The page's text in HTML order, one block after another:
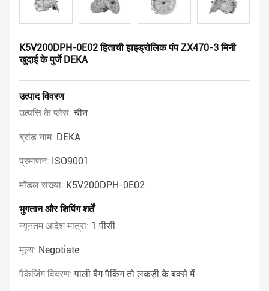
K5V200DPH-0E02 हिताची हाइड्रोलिक पंप ZX470-3 मिनी
खुदाई के पुर्जे DEKA
उत्पाद विवरण
उत्पत्ति के प्लेस:चीन
ब्रांड नाम: DEKA
प्रमाणन: ISO9001
मॉडल संख्या: K5V200DPH-0E02
भुगतान और शिपिंग शर्तें
न्यूनतम आदेश मात्रा: 1 पीसी
मूल्य: Negotiate
पैकेजिंग विवरण:पाली बैग पैकिंग तो लकड़ी के बक्से में